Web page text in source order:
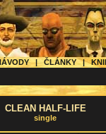
|ČLÁNKY|
CLEAN HALF-LIFE
single